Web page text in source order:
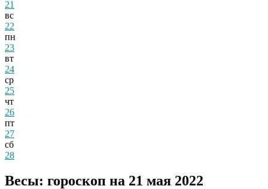
21
вс
22
пн
23
вт
24
ср
25
чт
26
пт
27
сб
28
Весы: гороскоп на 21 мая 2022